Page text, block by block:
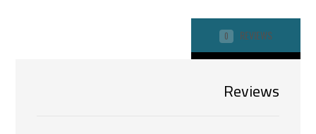
REVIEWS
0
Reviews